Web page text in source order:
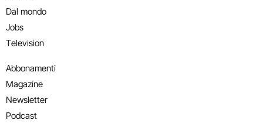
Dal mondo
Jobs
Television
Abbonamenti
Magazine
Newsletter
Podcast